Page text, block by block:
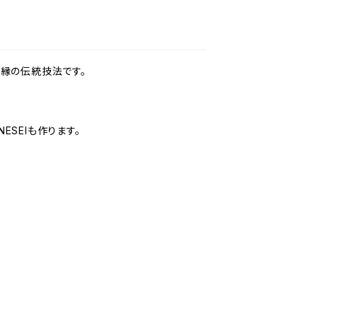
の伝統技法です。
も作ります。